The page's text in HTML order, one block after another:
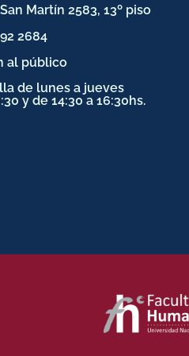
Martín 2583, 13º piso
2684
al público
de lunes a jueves
y de 14:30 a 16:30hs.